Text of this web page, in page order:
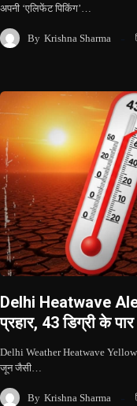
अपनी ‘एलिफेंट पिकिंग’…
By Krishna Sharma
Delhi Heatwave
प्रहार, 43 डिग्री के पार
Delhi Weather Heatwave Yellow
जून जैसी…
By Krishna Sharma